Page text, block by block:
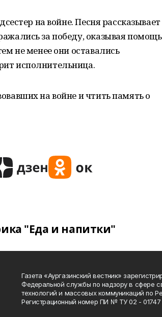
на войне. Песня рассказывает
за победу, оказывая помощь
не менее они оставались
исполнительница.
на войне и чтить память о
"Еда и напитки"
Газета «Аургазинский вестник»
Федеральной службы по надзору в сфере
технологий и массовых коммуникаций по
Регистрационный номер ПИ № ТУ 02 - 01747